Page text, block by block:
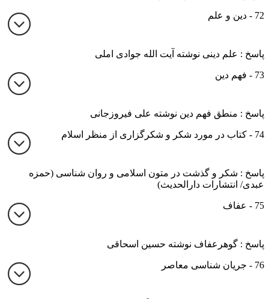
72 - دین و علم
پاسخ : علم دینی نوشته آیت الله جوادی املی
73 - فهم دین
پاسخ : منطق فهم دین نوشته علی فیروزجانی
74 - کتاب در مورد شکر و شکرگزاری از منظر اسلام
پاسخ : شکر و گذشت در متون اسلامی و روان شناسی (حمزه
عبدی/ انتشارات دارالحدیث)
75 - عفاف
پاسخ : گوهرعفاف نوشته حسین اسحاقی
76 - جریان شناسی معاصر